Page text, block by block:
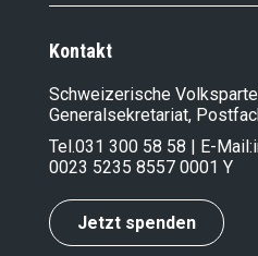
Kontakt
Schweizerische
Generalsekretariat,
Tel.031 300 58 58 | E-Mail:
0023 5235 8557 0001 Y
Jetzt spenden